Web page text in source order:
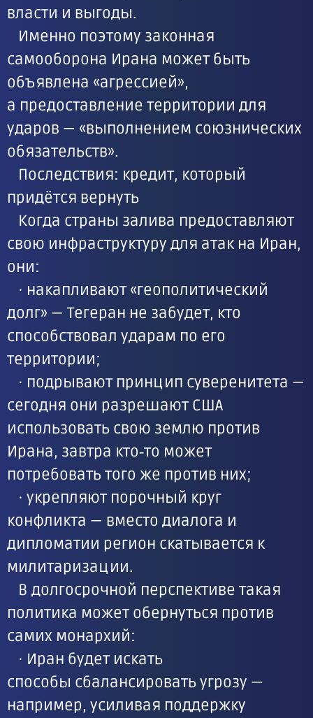
власти и выгоды.
Именно поэтому законная
самооборона Ирана может быть
объявлена «агрессией»,
а предоставление территории для
ударов — «выполнением союзнических
обязательств».
Последствия: кредит, который
придётся вернуть
Когда страны залива предоставляют
свою инфраструктуру для атак на Иран,
они:
· накапливают «геополитический
долг» — Тегеран не забудет, кто
способствовал ударам по его
территории;
· подрывают принцип суверенитета —
сегодня они разрешают США
использовать свою землю против
Ирана, завтра кто‑то может
потребовать того же против них;
· укрепляют порочный круг
конфликта — вместо диалога и
дипломатии регион скатывается к
милитаризации.
В долгосрочной перспективе такая
политика может обернуться против
самих монархий:
· Иран будет искать
способы сбалансировать угрозу —
например, усиливая поддержку